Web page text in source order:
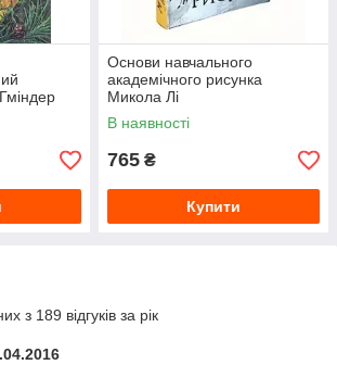
Основи навчального
академічного рисунка
Микола Лі
В наявності
765 ₴
Купити
з 189 відгуків за рік